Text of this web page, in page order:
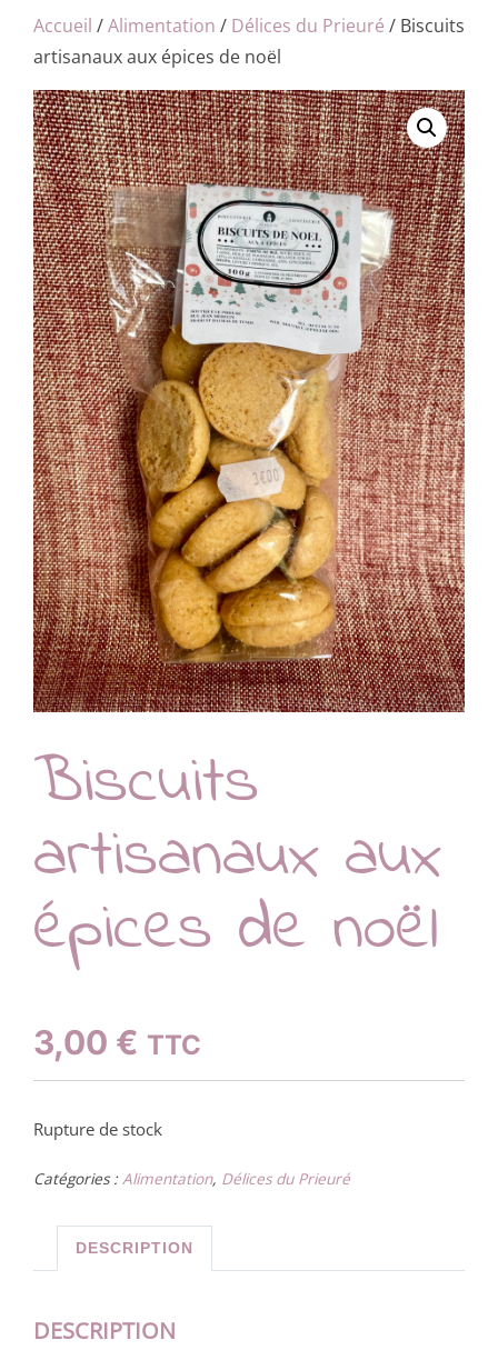
Accueil /Alimentation / Délices du Prieuré / Biscuits
artisanaux aux épices de noël
Biscuits
artisanaux aux
épices de noël
3,00 € TTC
Rupture de stock
Catégories :Alimentation, Délices du Prieuré
DESCRIPTION
DESCRIPTION